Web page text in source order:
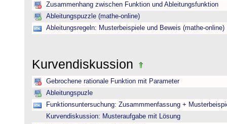
Zusammenhang zwischen Funktion und Ableitungsfunktion
Ableitungspuzzle (mathe-online)
Ableitungsregeln: Musterbeispiele und Beweis (mathe-online)
Kurvendiskussion
Gebrochene rationale Funktion mit Parameter
Ableitungspuzle
Funktionsuntersuchung: Zusammmenfassung +
Kurvendiskussion: Musteraufgabe mit Lösung